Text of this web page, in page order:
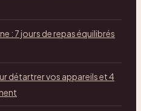
: 7 jours de repas équilibrés
détartrer vos appareils et 4